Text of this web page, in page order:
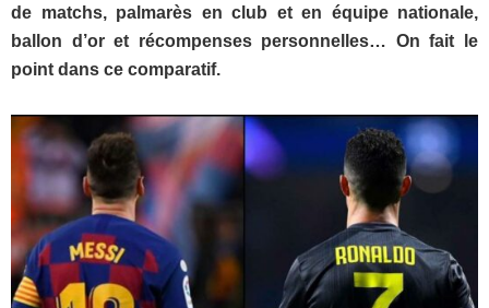
de matchs, palmarès en club et en équipe nationale,
ballon d’or et récompenses personnelles… On fait le
point dans ce comparatif.